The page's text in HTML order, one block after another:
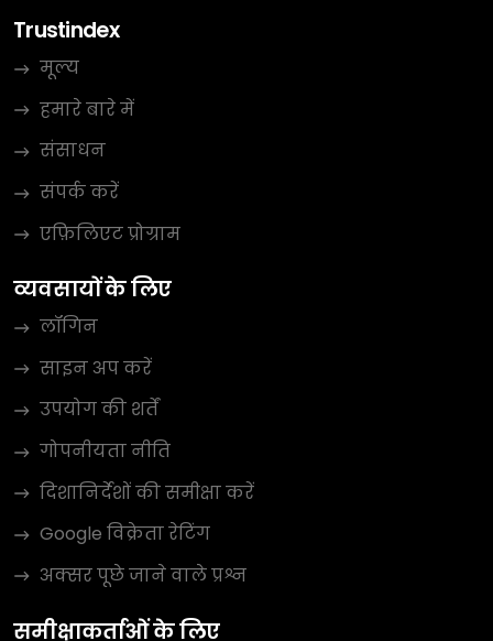
Trustindex
मूल्य
हमारे बारे में
संसाधन
संपर्क करें
एफ़िलिएट प्रोग्राम
व्यवसायों के लिए
लॉगिन
साइन अप करें
उपयोग की शर्तें
गोपनीयता नीति
दिशानिर्देशों की समीक्षा करें
Google विक्रेता रेटिंग
अक्सर पूछे जाने वाले प्रश्न
समीक्षाकर्ताओं के लिए